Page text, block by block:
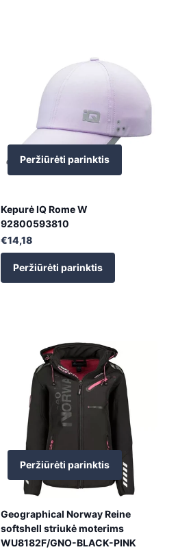
Peržiūrėti parinktis
Kepurė IQ Rome W
92800593810
€14,18
Peržiūrėti parinktis
Peržiūrėti parinktis
Geographical Norway Reine
softshell striukė moterims
WU8182F/GNO-BLACK-PINK